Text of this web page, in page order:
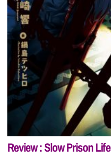
Review : Slow Prison Life